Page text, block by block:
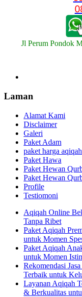
Jl Perum Pondok
Laman
Alamat Kami
Disclaimer
Galeri
Paket Adam
paket harga
Paket Hawa
Paket Hewan
Paket Hewan
Profile
Testiomoni
Aqiqah Online
Tanpa Ribet
Paket Aqiqah
untuk Momen
Paket Aqiqah
untuk Momen
Rekomendasi
Terbaik untuk
Layanan Aqiqah
& Berkualitas